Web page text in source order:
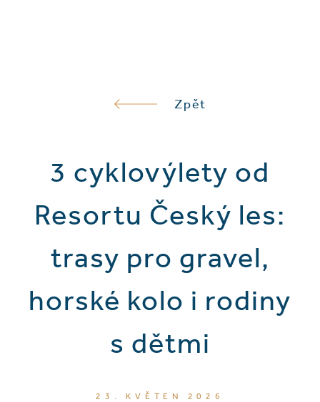
Zpět
3 cyklovýlety od
Resortu Český les:
trasy pro gravel,
horské kolo i rodiny
s dětmi
23. KVĚTEN 2026